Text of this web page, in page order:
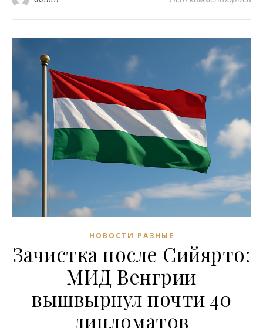
НОВОСТИ РАЗНЫЕ
Зачистка после Сийярто:
МИД Венгрии
вышвырнул почти 40
дипломатов